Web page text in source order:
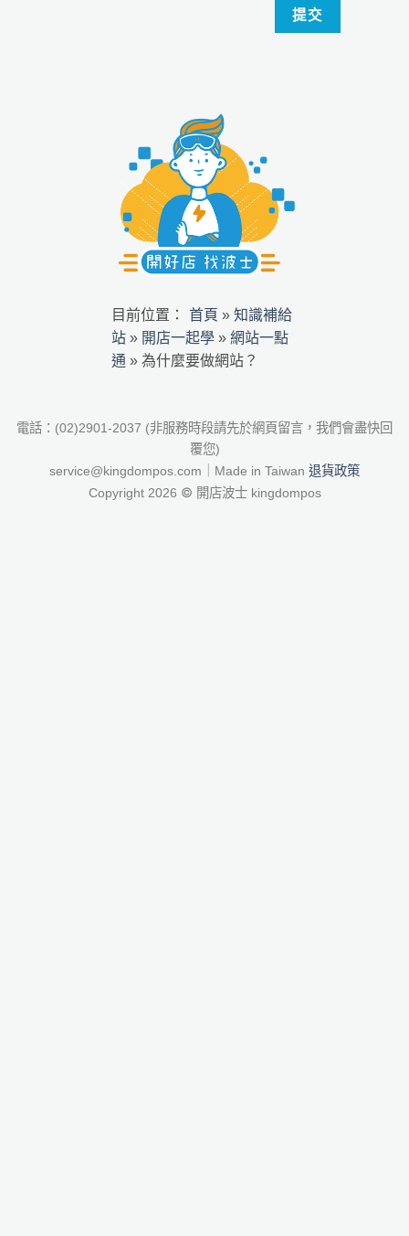
目前位置： 首頁 » 知識補給
站» 開店一起學» 網站一點
通 » 為什麼要做網站？
電話：(02)2901-2037 (非服務時段請先於網頁留言，我們會盡快回
覆您)
service@kingdompos.com｜Made in Taiwan 退貨政策
Copyright 2026 © 開店波士 kingdompos